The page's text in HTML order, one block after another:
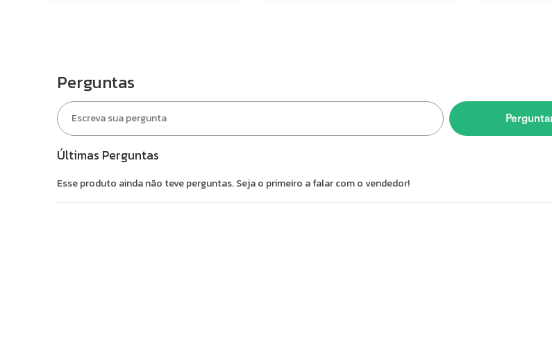
Perguntas
Últimas Perguntas
Esse produto ainda não teve perguntas. Seja o primeiro a falar com o vendedor!